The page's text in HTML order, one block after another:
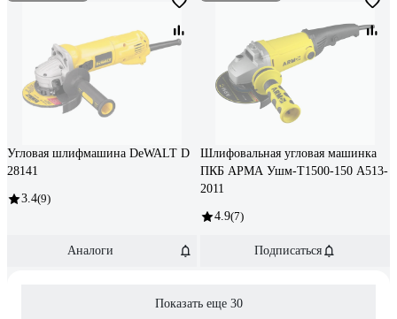
Угловая шлифмашина DeWALT D
28141
3.4(9)
Аналоги
Шлифовальная угловая машинка
ПКБ АРМА Ушм-Т1500-150 А513-
2011
4.9(7)
Подписаться
Показать еще 30